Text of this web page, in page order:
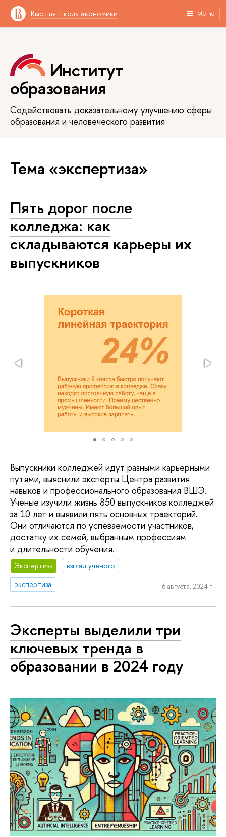
Высшая школа экономики Меню
Институт
образования
Содействовать доказательному улучшению сферы
образования и человеческого развития
Тема «экспертиза»
Пять дорог после
колледжа: как
складываются карьеры их
выпускников
Выпускники колледжей идут разными карьерными
путями, выяснили эксперты Центра развития
навыков и профессионального образования ВШЭ.
Ученые изучили жизнь 850 выпускников колледжей
за 10 лет и выявили пять основных траекторий.
Они отличаются по успеваемости участников,
достатку их семей, выбранным профессиям
и длительности обучения.
Экспертиза
взгляд ученого
экспертиза
6 августа, 2024 г.
Эксперты выделили три
ключевых тренда в
образовании в 2024 году